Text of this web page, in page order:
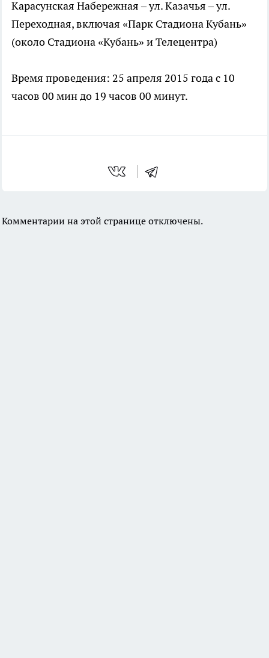
Карасунская Набережная – ул. Казачья – ул.
Переходная, включая «Парк Стадиона Кубань»
(около Стадиона «Кубань» и Телецентра)
Время проведения: 25 апреля 2015 года с 10
часов 00 мин до 19 часов 00 минут.
Комментарии на этой странице отключены.